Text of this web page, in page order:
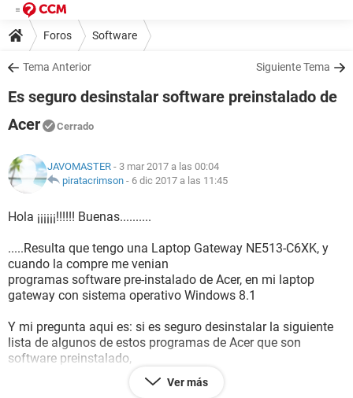
Foros Software
Tema Anterior Siguiente Tema
Es seguro desinstalar software preinstalado de
Acer
Cerrado
JAVOMASTER - 3 mar 2017 a las 00:04
piratacrimson - 6 dic 2017 a las 11:45
Hola ¡¡¡¡¡¡!!!!!! Buenas..........
.....Resulta que tengo una Laptop Gateway NE513-C6XK, y
cuando la compre me venian
programas software pre-instalado de Acer, en mi laptop
gateway con sistema operativo Windows 8.1
Y mi pregunta aqui es: si es seguro desinstalar la siguiente
lista de algunos de estos programas de Acer que son
software preinstalado,
((NOTA: son programas que ni uso, y nisiquiera se para que
Ver más